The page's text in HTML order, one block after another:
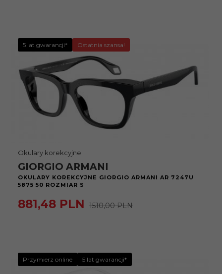
5 lat gwarancji* Ostatnia szansa!
Okulary korekcyjne
GIORGIO ARMANI
OKULARY KOREKCYJNE GIORGIO ARMANI AR 7247U
5875 50 ROZMIAR S
881,48 PLN 1510,00 PLN
Przymierz online 5 lat gwarancji*